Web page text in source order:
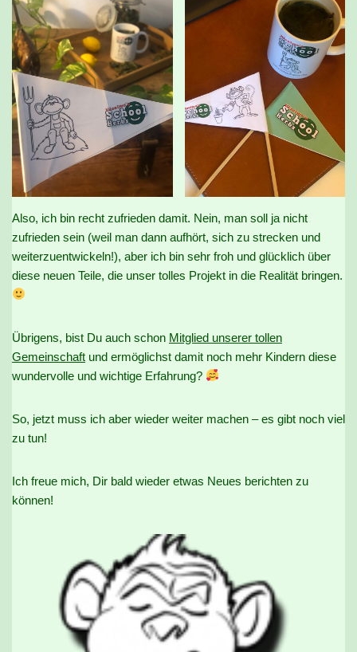
Also, ich bin recht zufrieden damit. Nein, man soll ja nicht
zufrieden sein (weil man dann aufhört, sich zu strecken und
weiterzuentwickeln!), aber ich bin sehr froh und glücklich über
diese neuen Teile, die unser tolles Projekt in die Realität bringen.
Übrigens, bist Du auch schon Mitglied unserer tollen
Gemeinschaft und ermöglichst damit noch mehr Kindern diese
wundervolle und wichtige Erfahrung?
So, jetzt muss ich aber wieder weiter machen – es gibt noch viel
zu tun!
Ich freue mich, Dir bald wieder etwas Neues berichten zu
können!